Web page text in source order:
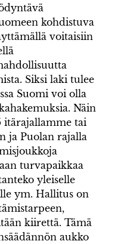
kohdistuva
voitaisiin
Siksi laki tulee
Suomi voi olla
Näin
itärajallamme tai
ja Puolan rajalla
turvapaikkaa
yleiselle
ym. Hallitus on
kiirettä. Tämä
aukko